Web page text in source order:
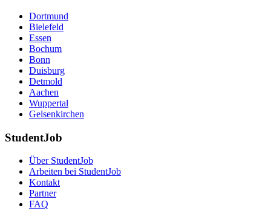
Dortmund
Bielefeld
Essen
Bochum
Bonn
Duisburg
Detmold
Aachen
Wuppertal
Gelsenkirchen
StudentJob
Über StudentJob
Arbeiten bei StudentJob
Kontakt
Partner
FAQ